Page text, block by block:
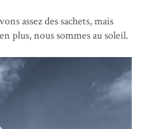
assez des sachets, mais
plus, nous sommes au soleil.